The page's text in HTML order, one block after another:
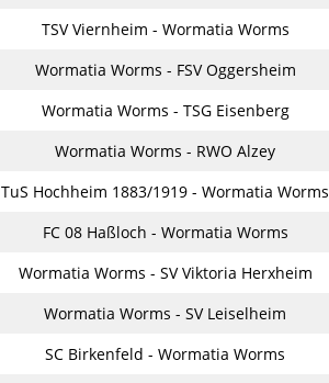
TSV Viernheim - Wormatia Worms
Wormatia Worms - FSV Oggersheim
Wormatia Worms - TSG Eisenberg
Wormatia Worms - RWO Alzey
TuS Hochheim 1883/1919 - Wormatia Worms
FC 08 Haßloch - Wormatia Worms
Wormatia Worms - SV Viktoria Herxheim
Wormatia Worms - SV Leiselheim
SC Birkenfeld - Wormatia Worms